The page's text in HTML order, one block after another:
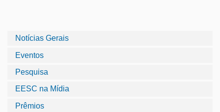
Notícias Gerais
Eventos
Pesquisa
EESC na Mídia
Prêmios